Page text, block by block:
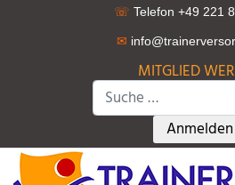
☏ Telefon +49 221
✉
MITGLIED
Suchen
Anmelden